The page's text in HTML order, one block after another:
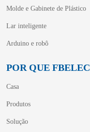
Molde e Gabinete de Plástico
Lar inteligente
Arduino e robô
POR QUE FBELEC
Casa
Produtos
Solução